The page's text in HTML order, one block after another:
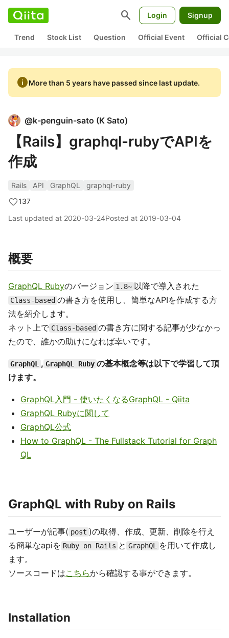
search Login Signup
Trend Stock List Question Official Event Official
infoMore than 5 years have passed since last update.
@k-penguin-sato (K Sato)
【Rails】graphql-rubyでAPIを
作成
Rails API GraphQL
graphql-ruby
137
Last updated at 2020-03-24Posted at 2019-03-04
概要
GraphQL Rubyのバージョン 1.8~ 以降で導入された
Class-based の書き方を使用し、簡単なAPIを作成する方
法を紹介します。
ネット上で Class-based の書き方に関する記事が少なかっ
たので、誰かの助けになれば幸いです。
GraphQL , GraphQL Ruby の基本概念等は以下で学習して頂
けます。
GraphQL入門 - 使いたくなるGraphQL - Qiita
GraphQL Rubyに関して
GraphQL公式
How to GraphQL - The Fullstack Tutorial for Graph
QL
GraphQL with Ruby on Rails
ユーザーが記事( post )の取得、作成、更新、削除を行え
る簡単なapiを Ruby on Rails と GraphQL
を用いて作成し
ます。
ソースコードはこちらから確認する事ができます。
Installation